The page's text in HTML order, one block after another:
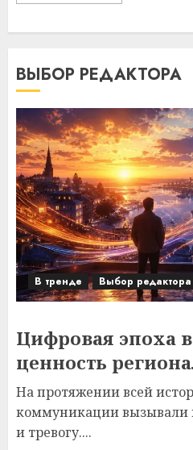
ВЫБОР РЕДАКТОРА
В тренде Выбор редактора
Цифровая эпоха
ценность
На протяжении всей
коммуникации вызывали
и тревогу....